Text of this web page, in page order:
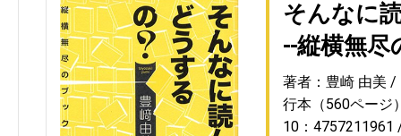
そんなに
--縦横無
著者：豊崎 由美
行本（560ページ
10：4757211961